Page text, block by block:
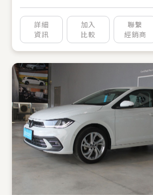
詳細
資訊
加入
比較
聯繫
經銷商